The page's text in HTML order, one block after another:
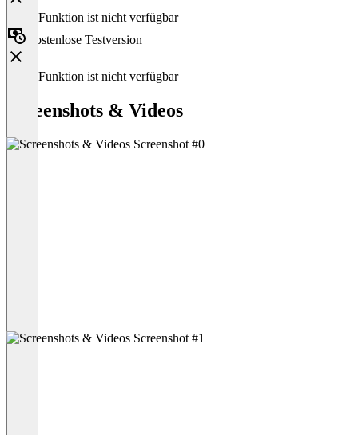
Diese Funktion ist nicht verfügbar
Kostenlose Testversion
Diese Funktion ist nicht verfügbar
Screenshots & Videos